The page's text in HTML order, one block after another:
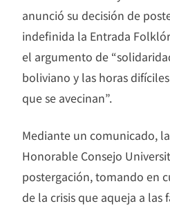
anunció su decisión de
indefinida la Entrada
el argumento de
boliviano y las horas
que se avecinan”.
Mediante un comunicado,
Honorable Consejo
postergación, tomando en
de la crisis que aqueja a las